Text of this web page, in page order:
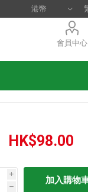
會員中心
HK$98.00
i
h